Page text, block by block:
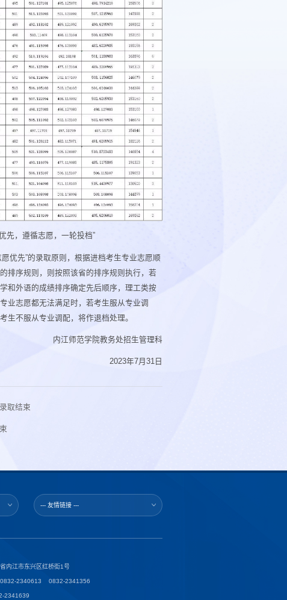
先，遵循志愿，一轮投档”
优先”的录取原则，根据进档考生专业志愿顺
排序规则，则按照该省的排序规则执行，若
和外语的成绩排序确定先后顺序，理工类按
业志愿都无法满足时，若考生服从专业调
生不服从专业调配，将作退档处理。
内江师范学院教务处招生管理科
2023年7月31日
取结束
--- 友情链接 ---
内江市东兴区红桥街1号
0832-2340613 0832-2341356
2341639